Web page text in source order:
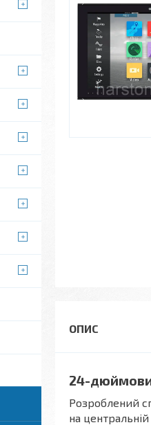
24-
Розроблений
на